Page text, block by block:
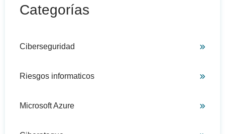
Categorías
Ciberseguridad
Riesgos informaticos
Microsoft Azure